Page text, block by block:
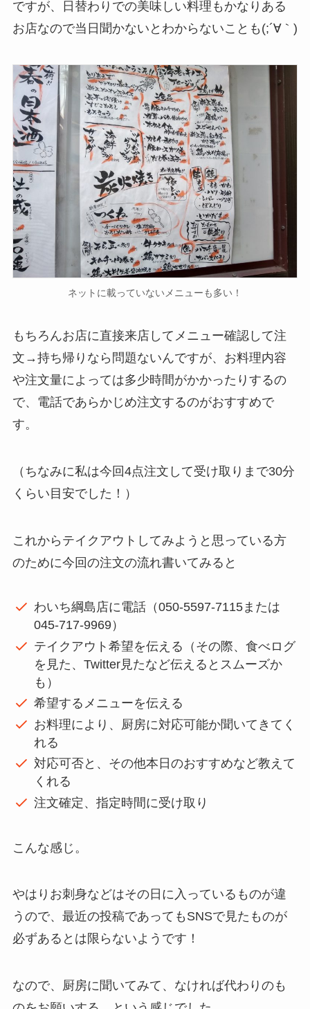
ですが、日替わりでの美味しい料理もかなりある
お店なので当日聞かないとわからないことも(;´∀｀)
ネットに載っていないメニューも多い！
もちろんお店に直接来店してメニュー確認して注
文→持ち帰りなら問題ないんですが、お料理内容
や注文量によっては多少時間がかかったりするの
で、電話であらかじめ注文するのがおすすめで
す。
（ちなみに私は今回4点注文して受け取りまで30分
くらい目安でした！）
これからテイクアウトしてみようと思っている方
のために今回の注文の流れ書いてみると
わいち綱島店に電話（050-5597-7115または
045-717-9969）
テイクアウト希望を伝える（その際、食べログ
を見た、Twitter見たなど伝えるとスムーズか
も）
希望するメニューを伝える
お料理により、厨房に対応可能か聞いてきてく
れる
対応可否と、その他本日のおすすめなど教えて
くれる
注文確定、指定時間に受け取り
こんな感じ。
やはりお刺身などはその日に入っているものが違
うので、最近の投稿であってもSNSで見たものが
必ずあるとは限らないようです！
なので、厨房に聞いてみて、なければ代わりのも